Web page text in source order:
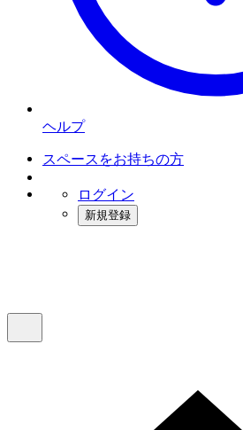
ヘルプ
スペースをお持ちの方
ログイン
新規登録